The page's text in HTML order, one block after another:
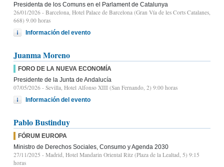
Presidenta de los Comuns en el Parlament de Catalunya
26/01/2026 - Barcelona, Hotel Palace de Barcelona (Gran Vía de les Corts Catalanes,
668) 9.00 horas
Información del evento
Juanma Moreno
FORO DE LA NUEVA ECONOMÍA
Presidente de la Junta de Andalucía
07/05/2026 - Sevilla, Hotel Alfonso XIII (San Fernando, 2) 9:00 horas
Información del evento
Pablo Bustinduy
FÓRUM EUROPA
Ministro de Derechos Sociales, Consumo y Agenda 2030
27/11/2025 - Madrid, Hotel Mandarin Oriental Ritz (Plaza de la Lealtad, 5) 9:15
horas